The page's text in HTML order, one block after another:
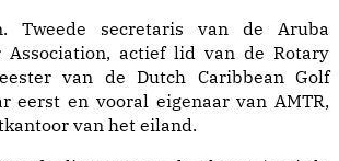
Tweede secretaris van de Aruba
Association, actief lid van de Rotary
van de Dutch Caribbean Golf
eerst en vooral eigenaar van AMTR,
van het eiland.